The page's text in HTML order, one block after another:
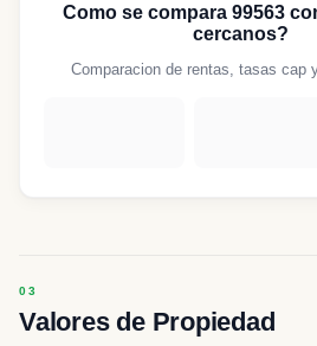
Como se compara 99563
cercanos?
Comparacion de rentas, tasas cap
Valores de Propiedad